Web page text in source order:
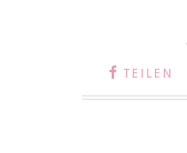
TEILEN